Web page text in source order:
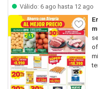
Válido: 6 ago hasta 12 ago